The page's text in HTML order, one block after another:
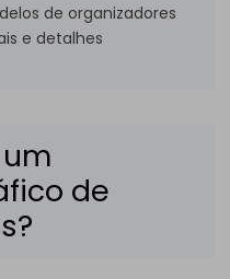
de organizadores
e detalhes
um
de